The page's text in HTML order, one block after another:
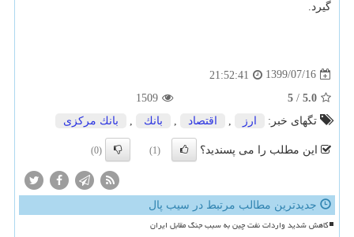
گیرد.
1399/07/16
21:52:41
5.0
/
5
1509
تگهای خبر:
ارز , اقتصاد , بانك , بانك مركزی
این مطلب را می پسندید؟ (1)
(0)
جدیدترین مطالب مرتبط در سیب پال
کاهش شدید واردات نفت چین به سبب جنگ مقابل ایران